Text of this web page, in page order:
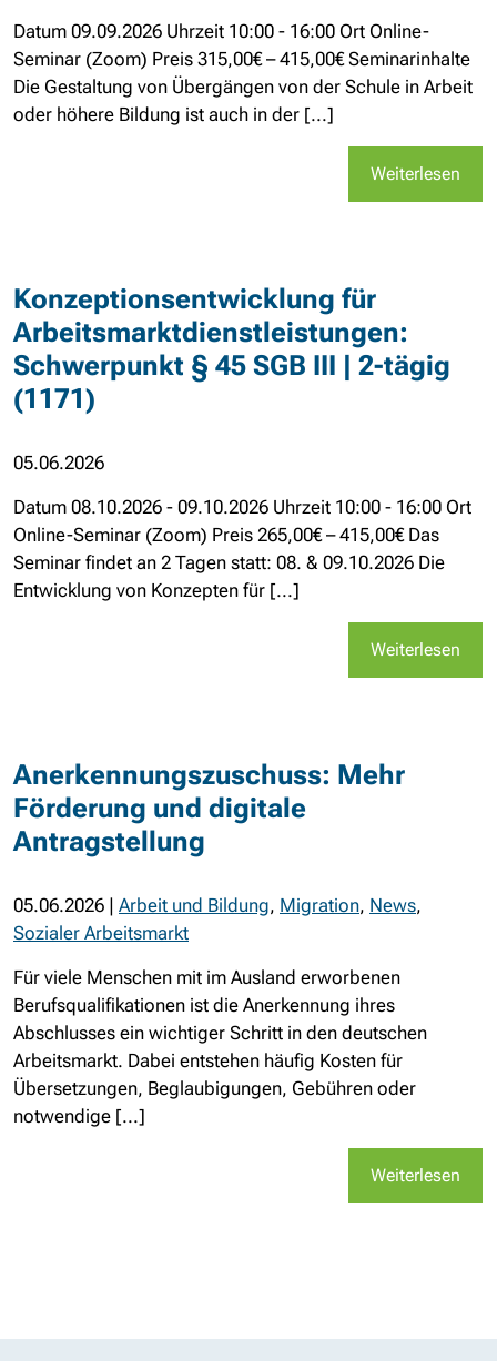
Datum 09.09.2026 Uhrzeit 10:00 - 16:00 Ort Online-
Seminar (Zoom) Preis 315,00€ – 415,00€ Seminarinhalte
Die Gestaltung von Übergängen von der Schule in Arbeit
oder höhere Bildung ist auch in der [...]
Weiterlesen
Konzeptionsentwicklung für
Arbeitsmarktdienstleistungen:
Schwerpunkt § 45 SGB III | 2-tägig
(1171)
05.06.2026
Datum 08.10.2026 - 09.10.2026 Uhrzeit 10:00 - 16:00 Ort
Online-Seminar (Zoom) Preis 265,00€ – 415,00€ Das
Seminar findet an 2 Tagen statt: 08. & 09.10.2026 Die
Entwicklung von Konzepten für [...]
Weiterlesen
Anerkennungszuschuss: Mehr
Förderung und digitale
Antragstellung
05.06.2026 | Arbeit und Bildung, Migration, News,
Sozialer Arbeitsmarkt
Für viele Menschen mit im Ausland erworbenen
Berufsqualifikationen ist die Anerkennung ihres
Abschlusses ein wichtiger Schritt in den deutschen
Arbeitsmarkt. Dabei entstehen häufig Kosten für
Übersetzungen, Beglaubigungen, Gebühren oder
notwendige [...]
Weiterlesen